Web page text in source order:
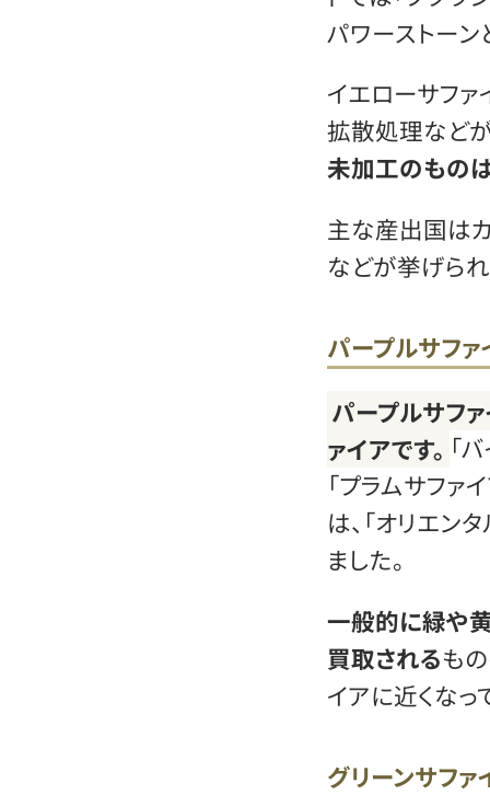
パワーストーン
イエローサフ
拡散処理など
未加工のもの
主な産出国は
などが挙げられ
パープルサファ
パープルサフ
ァイアです。 「
「プラムサファ
は、「オリエン
ました。
一般的に緑や
買取されるも
イアに近くなっ
グリーンサファ